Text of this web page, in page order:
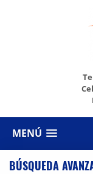
MENÚ
BÚSQUEDA